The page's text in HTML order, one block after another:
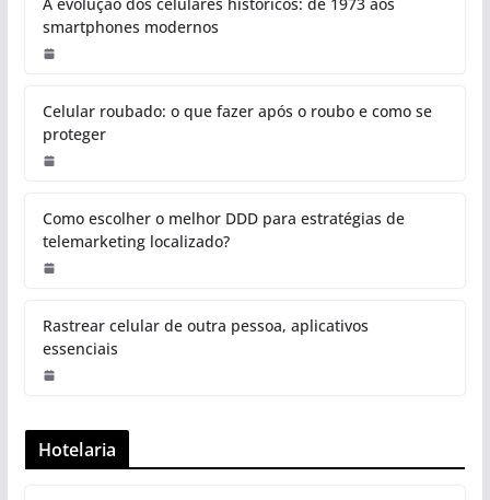
smartphones modernos
Celular roubado: o que fazer após o roubo e como se
proteger
Como escolher o melhor DDD para estratégias de
telemarketing localizado?
Rastrear celular de outra pessoa, aplicativos
essenciais
Hotelaria